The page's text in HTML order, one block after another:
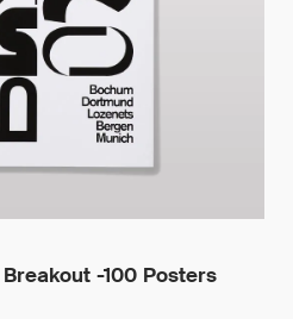
Breakout -100 Posters